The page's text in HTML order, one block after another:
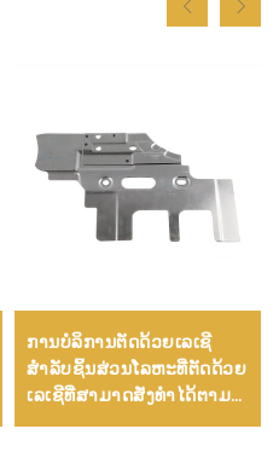
ການບໍລິການຕັດດ້ວຍເລເຊີ
ສຳລັບຊິ້ນສ່ວນໂລຫະທີ່ຕັດດ້ວຍ
ເລເຊີທີ່ສາມາດສັ່ງທຳໄດ້ຕາມ
ຄວາມຕ້ອງການ